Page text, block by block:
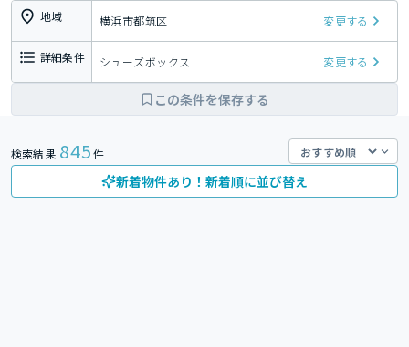
地域 横浜市都筑区 変更する
詳細条件 シューズボックス 変更する
この条件を保存する
検索結果 845件
新着物件あり！新着順に並び替え